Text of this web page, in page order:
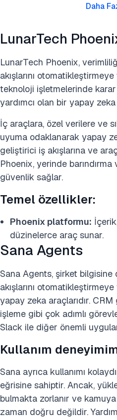
Daha
LunarTech
LunarTech Phoenix,
akışlarını
teknoloji işletmelerinde
yardımcı olan bir yapay zeka
İç araçlara, özel verilere ve
uyuma odaklanarak yapay
geliştirici iş akışlarına ve
Phoenix, yerinde barındırma
güvenlik sağlar.
Temel özellikler:
Phoenix platformu:
düzinelerce araç sunar.
Sana Agents
Sana Agents, şirket bilgisine
akışlarını
yapay zeka araçlarıdır.
işleme gibi çok adımlı
Slack ile diğer önemli
Kullanım
Sana ayrıca kullanımı
eğrisine sahiptir. Ancak,
bulmakta zorlanır ve
zaman doğru değildir.